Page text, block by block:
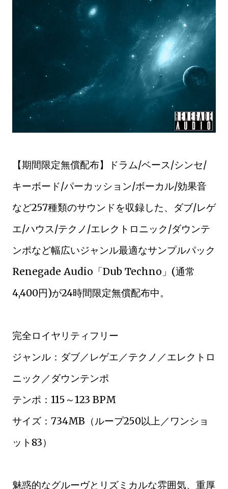
【期間限定無償配布】ドラム/ベース/シンセ/
キーボード/パーカッション/ボーカル/効果音
など257種類のサウンドを収録した、ダブ/レゲ
エ/ハウス/テクノ/エレクトロニック/ダウンテ
ンポなど幅広いジャンル最適なサンプルパック
Renegade Audio「Dub Techno」(通常
4,400円)が24時間限定無償配布中。
完全ロイヤリティフリー
ジャンル：ダブ／レゲエ／テクノ／エレクトロ
ニック／ダウンテンポ
テンポ：115～123 BPM
サイズ：734MB（ループ250以上／ワンショ
ット83）
魅惑的なグルーヴとリズミカルな雰囲気、重厚